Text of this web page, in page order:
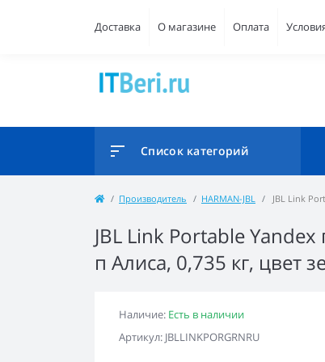
Доставка О магазине Оплата
Список категорий
Производитель HARMAN-JBL JBL Link
JBL Link Portable
п Алиса, 0,735 кг, цвет
Наличие: Есть в наличии
Артикул: JBLLINKPORGRNRU